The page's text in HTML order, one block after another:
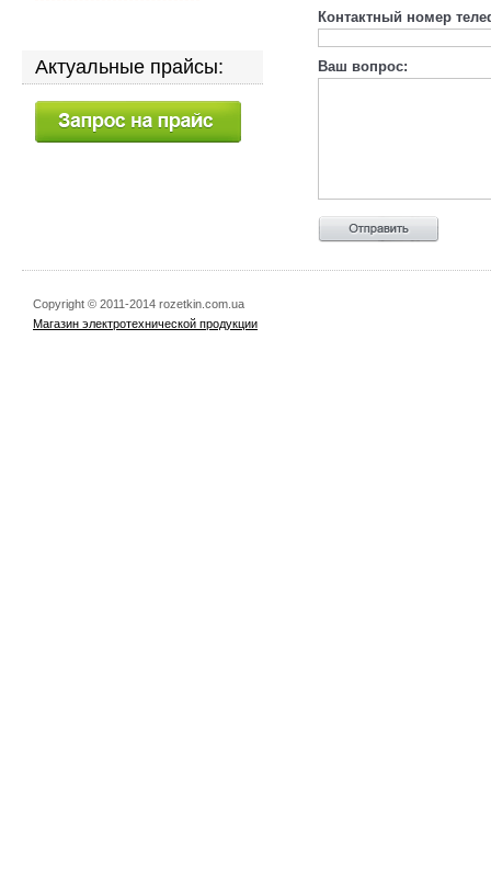
Контактный номер
Ваш вопрос:
Актуальные прайсы:
Copyright © 2011-2014 rozetkin.com.ua
Магазин электротехнической продукции